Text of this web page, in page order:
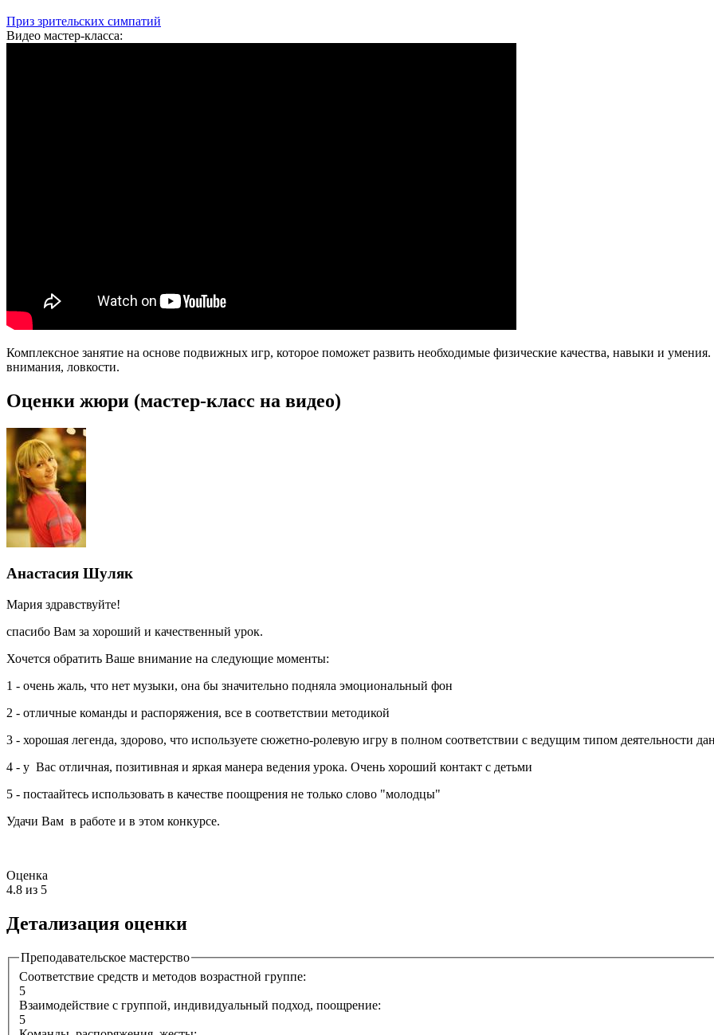
Приз зрительских симпатий
Видео мастер-класса:
Комплексное занятие на основе подвижных игр, которое поможет развить необходимые физические качества, навыки и
внимания, ловкости.
Оценки жюри (мастер-класс на видео)
Анастасия Шуляк
Мария здравствуйте!
спасибо Вам за хороший и качественный урок.
Хочется обратить Ваше внимание на следующие моменты:
1 - очень жаль, что нет музыки, она бы значительно подняла эмоциональный фон
2 - отличные команды и распоряжения, все в соответствии методикой
3 - хорошая легенда, здорово, что используете сюжетно-ролевую игру в полном соответствии с ведущим типом деятельности
4 - у Вас отличная, позитивная и яркая манера ведения урока. Очень хороший контакт с детьми
5 - постаайтесь использовать в качестве поощрения не только слово "молодцы"
Удачи Вам в работе и в этом конкурсе.
Оценка
4.8 из 5
Детализация оценки
Преподавательское мастерство
Соответствие средств и методов возрастной группе:
5
Взаимодействие с группой, индивидуальный подход, поощрение:
5